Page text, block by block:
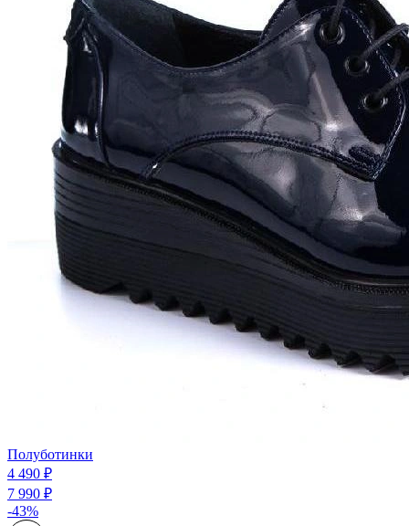
Полуботинки
4 490 ₽
7 990 ₽
-43%